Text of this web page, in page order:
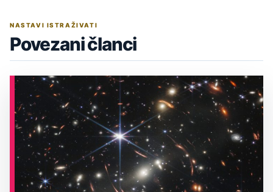
NASTAVI ISTRAŽIVATI
Povezani članci